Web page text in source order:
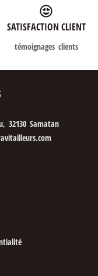
SATISFACTION CLIENT
témoignages clients
32130 Samatan